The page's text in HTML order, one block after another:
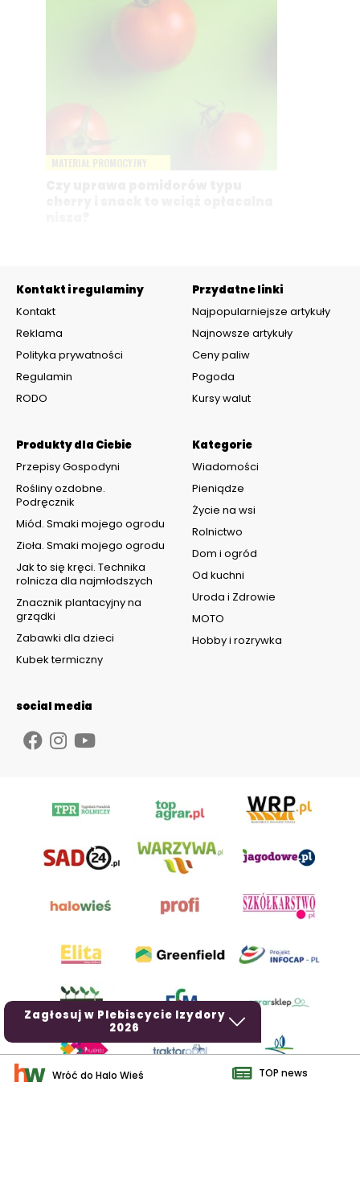
Zagłosuj w Plebiscycie Izydory
2026
Kontakt i regulaminy
Kontakt
Reklama
Polityka prywatności
Regulamin
RODO
Kategorie
Wiadomości
Pieniądze
Życie na wsi
Rolnictwo
Dom i ogród
Od kuchni
Uroda i Zdrowie
MOTO
Hobby i rozrywka
Produkty dla Ciebie
Przepisy Gospodyni
Rośliny ozdobne.
Podręcznik
Miód. Smaki mojego ogrodu
Zioła. Smaki mojego ogrodu
Jak to się kręci. Technika
rolnicza dla najmłodszych
Znacznik plantacyjny na
grządki
Zabawki dla dzieci
Kubek termiczny
Przydatne linki
Najpopularniejsze artykuły
Najnowsze artykuły
Ceny paliw
Pogoda
Kursy walut
social media
Wróć do Halo Wieś TOP news